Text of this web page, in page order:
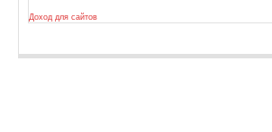
Доход для сайтов